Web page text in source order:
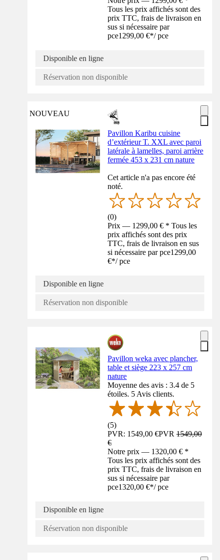
Tous les prix affichés sont des
prix TTC, frais de livraison en
sus si nécessaire par
pce1299,00 €*/ pce
Disponible en ligne
Réservation non disponible
NOUVEAU
Pavillon Karibu cuisine
d’extérieur T. XXL avec paroi
latérale à lamelles, paroi arrière
fermée 453 x 231 cm nature
Cet article n'a pas encore été
noté.
(0)
Prix — 1299,00 € * Tous les
prix affichés sont des prix
TTC, frais de livraison en sus
si nécessaire par pce1299,00
€*/ pce
Disponible en ligne
Réservation non disponible
Pavillon weka avec plancher,
table et siège 223 x 257 cm
nature
Moyenne des avis : 3.4 de 5
étoiles. 5 Avis clients.
(5)
PVR: 1549,00 €PVR1549,00
€
Notre prix — 1320,00 € *
Tous les prix affichés sont des
prix TTC, frais de livraison en
sus si nécessaire par
pce1320,00 €*/ pce
Disponible en ligne
Réservation non disponible